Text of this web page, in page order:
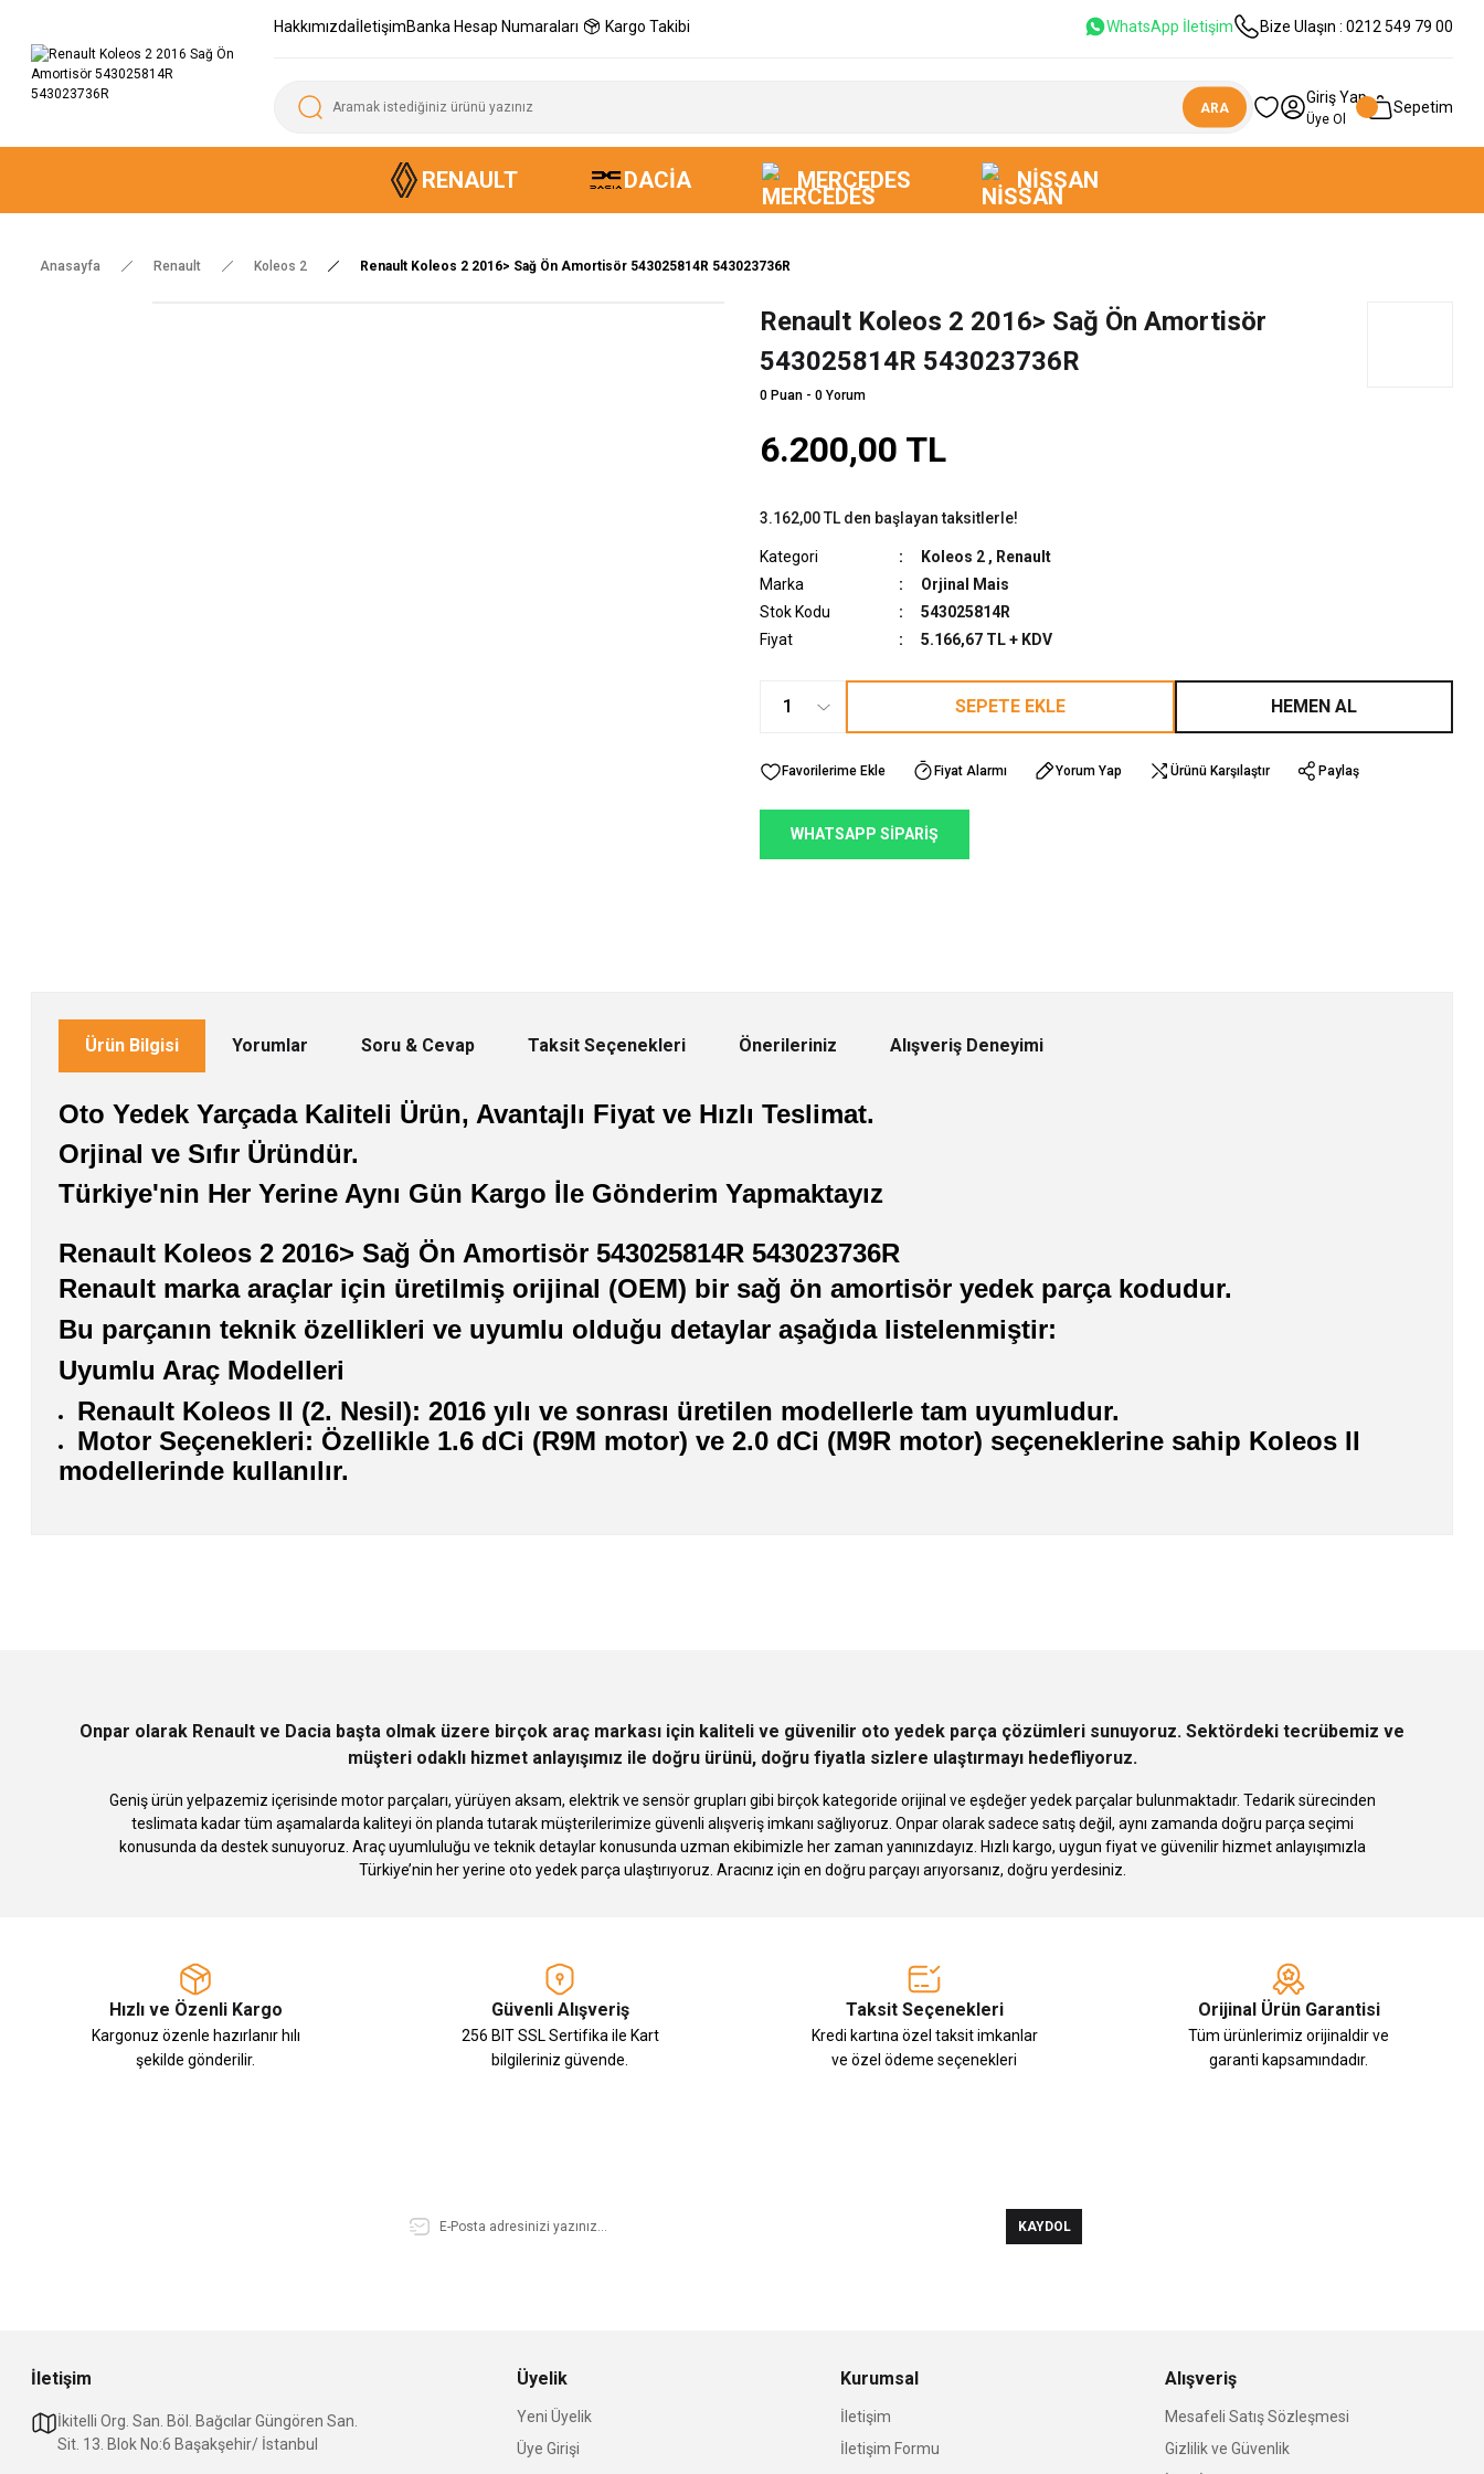
HakkımızdaİletişimBanka Hesap Numaraları Kargo Takibi WhatsApp İletişim Bize Ulaşın : 0212 549 79 00
ARA
Giriş Yap
Üye Ol
Sepetim
RENAULT DACIA MERCEDES NISSAN
Anasayfa Renault Koleos 2 Renault Koleos 2 2016> Sağ Ön Amortisör 543025814R 543023736R
Renault Koleos 2 2016> Sağ Ön Amortisör
543025814R 543023736R
0 Puan - 0 Yorum
6.200,00 TL
3.162,00 TL den başlayan taksitlerle!
Kategori Koleos 2 , Renault
Marka
Orjinal Mais
Stok Kodu
543025814R
Fiyat
5.166,67 TL + KDV
SEPETE EKLE HEMEN AL
Fiyat Alarmı Yorum Yap Ürünü Karşılaştır Paylaş
WHATSAPP SİPARİŞ
Ürün Bilgisi Yorumlar Soru & Cevap Taksit Seçenekleri Önerileriniz Alışveriş Deneyimi
Oto Yedek Yarçada Kaliteli Ürün, Avantajlı Fiyat ve Hızlı Teslimat.
Orjinal ve Sıfır Üründür.
Türkiye'nin Her Yerine Aynı Gün Kargo İle Gönderim Yapmaktayız
Renault Koleos 2 2016> Sağ Ön Amortisör 543025814R 543023736R
Renault marka araçlar için üretilmiş orijinal (OEM) bir sağ ön amortisör yedek parça kodudur.
Bu parçanın teknik özellikleri ve uyumlu olduğu detaylar aşağıda listelenmiştir:
Uyumlu Araç Modelleri
Renault Koleos II (2. Nesil): 2016 yılı ve sonrası üretilen modellerle tam uyumludur.
Motor Seçenekleri: Özellikle 1.6 dCi (R9M motor) ve 2.0 dCi (M9R motor) seçeneklerine sahip Koleos II
modellerinde kullanılır.
Gönder
Onpar olarak Renault ve Dacia başta olmak üzere birçok araç markası için kaliteli ve güvenilir oto yedek parça çözümleri sunuyoruz. Sektördeki tecrübemiz ve
müşteri odaklı hizmet anlayışımız ile doğru ürünü, doğru fiyatla sizlere ulaştırmayı hedefliyoruz.
Geniş ürün yelpazemiz içerisinde motor parçaları, yürüyen aksam, elektrik ve sensör grupları gibi birçok kategoride orijinal ve eşdeğer yedek parçalar bulunmaktadır. Tedarik sürecinden
teslimata kadar tüm aşamalarda kaliteyi ön planda tutarak müşterilerimize güvenli alışveriş imkanı sağlıyoruz. Onpar olarak sadece satış değil, aynı zamanda doğru parça seçimi
konusunda da destek sunuyoruz. Araç uyumluluğu ve teknik detaylar konusunda uzman ekibimizle her zaman yanınızdayız. Hızlı kargo, uygun fiyat ve güvenilir hizmet anlayışımızla
Türkiye’nin her yerine oto yedek parça ulaştırıyoruz. Aracınız için en doğru parçayı arıyorsanız, doğru yerdesiniz.
Hızlı ve Özenli Kargo
Kargonuz özenle hazırlanır hılı
şekilde gönderilir.
Güvenli Alışveriş
256 BIT SSL Sertifika ile Kart
bilgileriniz güvende.
Taksit Seçenekleri
Kredi kartına özel taksit imkanlar
ve özel ödeme seçenekleri
Orijinal Ürün Garantisi
Tüm ürünlerimiz orijinaldir ve
garanti kapsamındadır.
KAYDOL
İletişim
İkitelli Org. San. Böl. Bağcılar Güngören San.
Sit. 13. Blok No:6 Başakşehir/ İstanbul
Üyelik
Yeni Üyelik
Üye Girişi
Kurumsal
İletişim
İletişim Formu
Alışveriş
Mesafeli Satış Sözleşmesi
Gizlilik ve Güvenlik